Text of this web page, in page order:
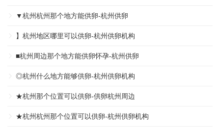
▼杭州杭州那个地方能供卵-杭州供卵
】杭州地区哪里可以供卵-杭州供卵机构
■杭州周边那个地方能供卵怀孕-杭州供卵
◎杭州什么地方能够供卵-杭州供卵机构
★杭州那个位置可以供卵-供卵杭州周边
★杭州杭州那个位置可以供卵-杭州供卵机构